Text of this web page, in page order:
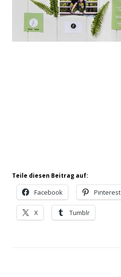
Teile diesen Beitrag auf:
Facebook Pinterest
X Tumblr